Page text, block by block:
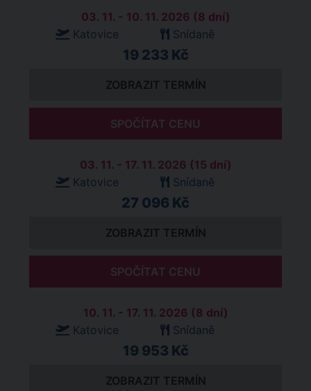
03. 11. - 10. 11. 2026 (8 dní)
Katovice
Snídaně
19 233 Kč
ZOBRAZIT TERMÍN
SPOČÍTAT CENU
03. 11. - 17. 11. 2026 (15 dní)
Katovice
Snídaně
27 096 Kč
ZOBRAZIT TERMÍN
SPOČÍTAT CENU
10. 11. - 17. 11. 2026 (8 dní)
Katovice
Snídaně
19 953 Kč
ZOBRAZIT TERMÍN